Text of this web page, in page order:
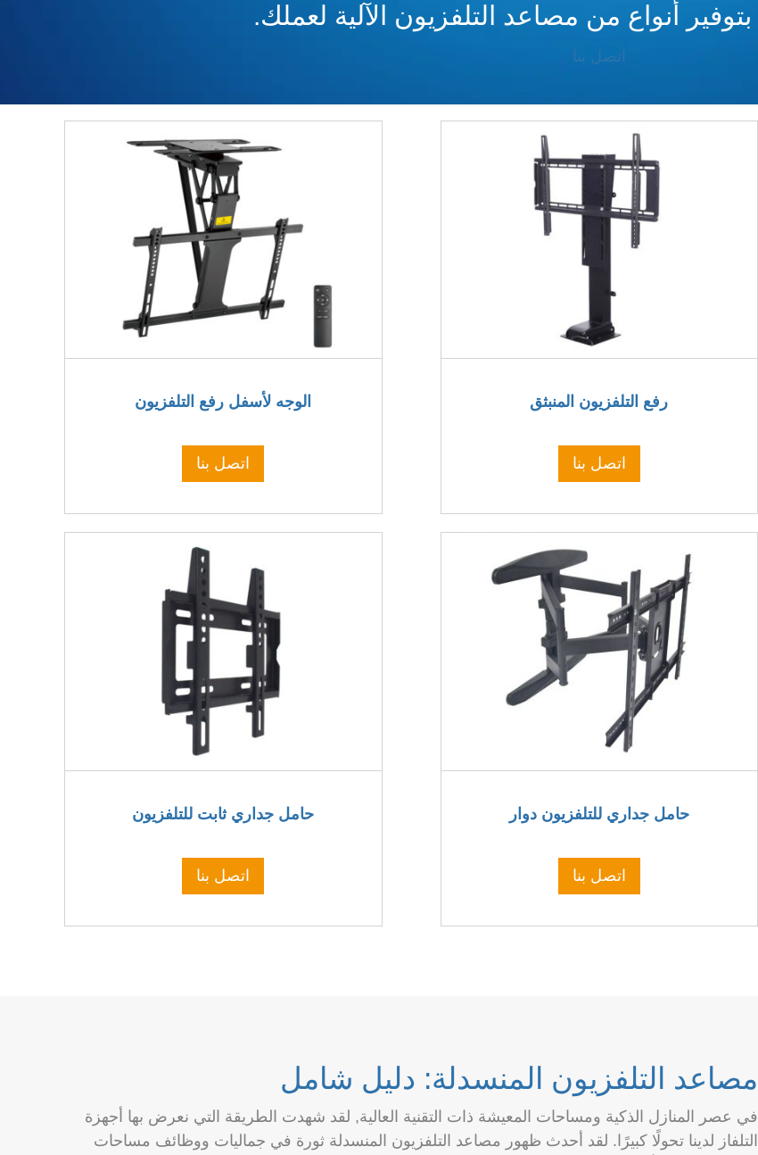
اتصل بنا
الوجه لأسفل رفع التلفزيون
اتصل بنا
حامل جداري ثابت للتلفزيون
اتصل بنا
رفع التلفزيون المنبثق
اتصل بنا
حامل جداري للتلفزيون دوار
اتصل بنا
مصاعد التلفزيون المنسدلة: دليل شامل
في عصر المنازل الذكية ومساحات المعيشة ذات التقنية العالية, لقد شهدت الطريقة التي نعرض بها أجهزة
التلفاز لدينا تحولًا كبيرًا. لقد أحدث ظهور مصاعد التلفزيون المنسدلة ثورة في جماليات ووظائف مساحات